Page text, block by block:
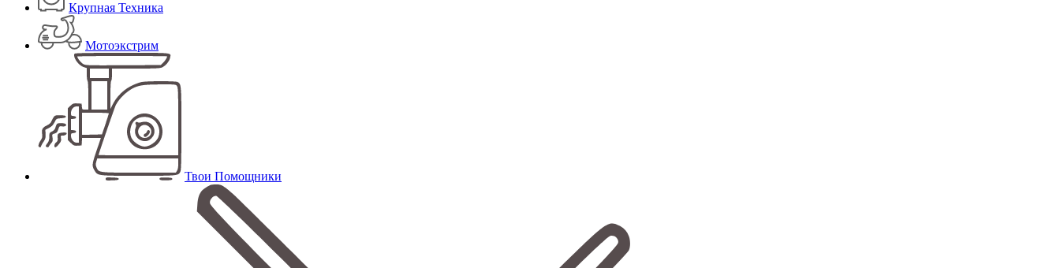
Крупная Техника
Мотоэкстрим
Твои Помощники